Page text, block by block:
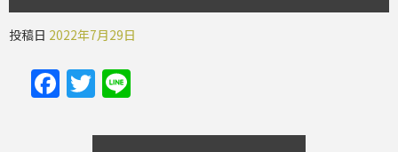
投稿日 2022年7月29日
Facebook
Twitter